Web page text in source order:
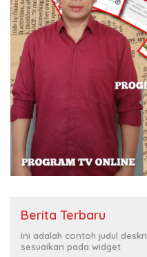
Berita Terbaru
Ini adalah contoh judul
sesuaikan pada widget